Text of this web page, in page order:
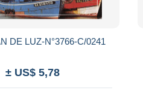
DE LUZ-N°3766-C/0241
± US$ 5,78